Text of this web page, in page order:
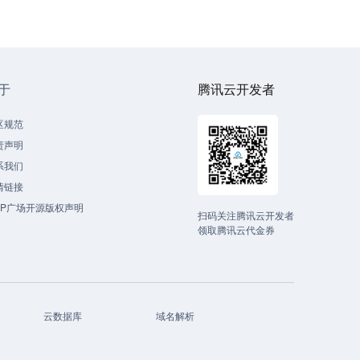
规范
声明
我们
链接
广场开源版权声明
腾讯云开发者
扫码关注腾讯云开发者
领取腾讯云代金券
云数据库 域名解析